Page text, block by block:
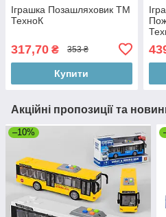
Іграшка Позашляховик ТМ
ТехноК
317,70 ₴ 353 ₴
Купити
Акційні пропозиції та
–10%